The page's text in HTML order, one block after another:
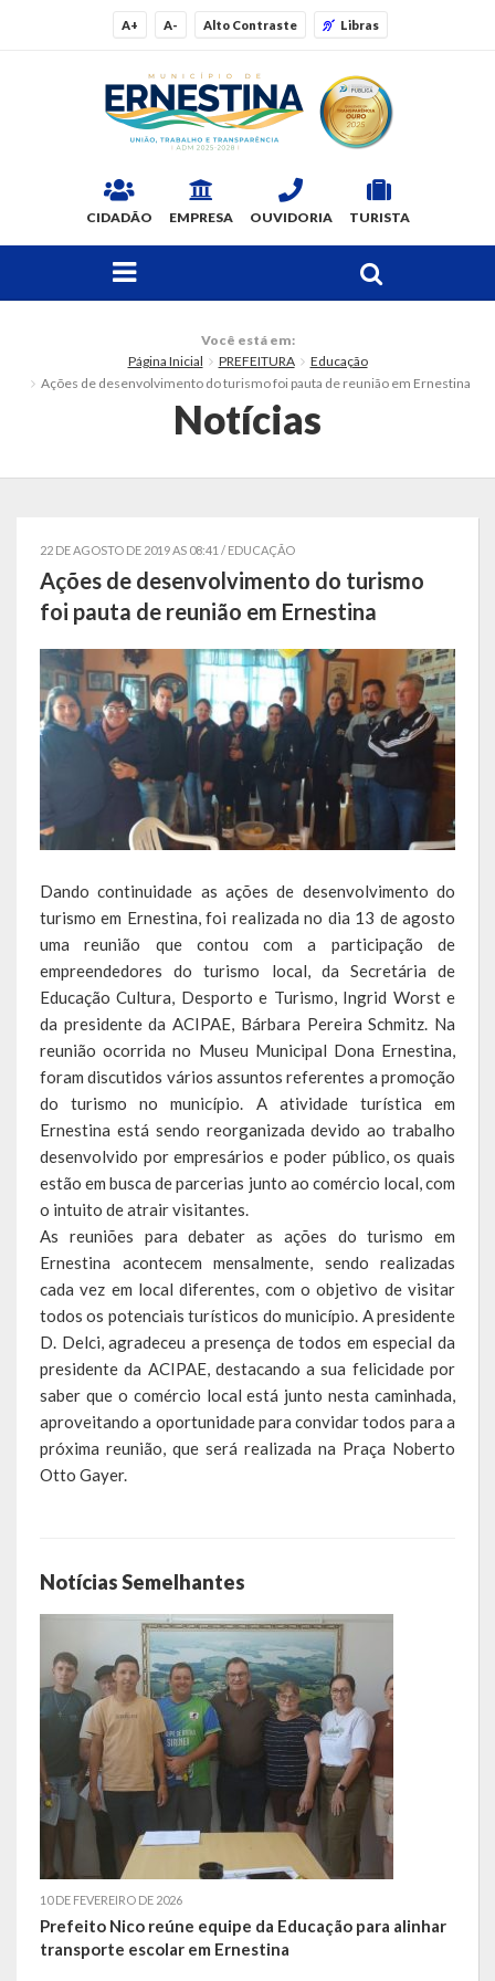
A+ A- Alto Contraste Libras
CIDADÃO EMPRESA OUVIDORIA TURISTA
Dados Gerais
Telefones Úteis
Secretarias
Estrutura organizacional
Administração
Assistência Social
Sala Multidisciplinar Saber Mais
Escola Municipal de Educação Infantil Dr. Orlando Rojas
Escola Municipal De Ensino Fundamental Educarte
Escola Municipal De Ensino Fundamental João Alfredo Sachser
Escola Municipal De Ensino Fundamental Osvaldo Cruz
Fazenda
Obras e Viação
Saúde
Serviços Oferecidos pela Secretaria de Saúde
Serviços Urbanos
Legislação
ATOS NORMATIVOS
LEIS COMPLEMENTARES
Publicações
Conselhos Municipais
Regulamentos
Editais
Planos
Concursos
Você está em:
Página Inicial
PREFEITURA
Educação
Ações de desenvolvimento do turismo foi pauta de reunião em Ernestina
Notícias
22 DE AGOSTO DE 2019 AS 08:41 / EDUCAÇÃO
Ações de desenvolvimento do turismo
foi pauta de reunião em Ernestina
Dando continuidade as ações de desenvolvimento do
turismo em Ernestina, foi realizada no dia 13 de agosto
uma reunião que contou com a participação de
empreendedores do turismo local, da Secretária de
Educação Cultura, Desporto e Turismo, Ingrid Worst e
da presidente da ACIPAE, Bárbara Pereira Schmitz. Na
reunião ocorrida no Museu Municipal Dona Ernestina,
foram discutidos vários assuntos referentes a promoção
do turismo no município. A atividade turística em
Ernestina está sendo reorganizada devido ao trabalho
desenvolvido por empresários e poder público, os quais
estão em busca de parcerias junto ao comércio local, com
o intuito de atrair visitantes.
As reuniões para debater as ações do turismo em
Ernestina acontecem mensalmente, sendo realizadas
cada vez em local diferentes, com o objetivo de visitar
todos os potenciais turísticos do município. A presidente
D. Delci, agradeceu a presença de todos em especial da
presidente da ACIPAE, destacando a sua felicidade por
saber que o comércio local está junto nesta caminhada,
aproveitando a oportunidade para convidar todos para a
próxima reunião, que será realizada na Praça Noberto
Otto Gayer.
Notícias Semelhantes
10 DE FEVEREIRO DE 2026
Prefeito Nico reúne equipe da Educação para alinhar
transporte escolar em Ernestina